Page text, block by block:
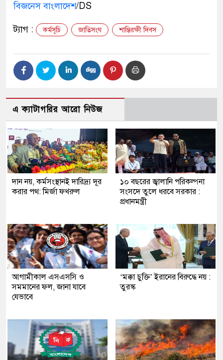
বিজনেস বাংলাদেশ/DS
ট্যাগ : কর্মসূচি জাতিসংঘ শান্তিরক্ষী দিবস
এ ক্যাটাগরির আরো নিউজ
দান নয়, কর্মসংস্থানই দারিদ্র্য দূর
করার পথ: মির্জা ফখরুল
১০ বছরের জ্বালানি পরিকল্পনা
সংসদে তুলে ধরবে সরকার :
প্রধানমন্ত্রী
আগামীকাল এসএসসি ও
সমমানের ফল, জানা যাবে
যেভাবে
‘মক্কা চুক্তি’ ইরানের বিরুদ্ধে নয় :
তুরস্ক